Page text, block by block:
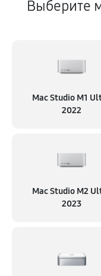
Выберите
Mac Studio M1
2022
Mac Studio M2
2023